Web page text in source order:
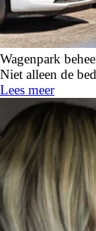
Wagenpark
Niet alleen de
Lees meer